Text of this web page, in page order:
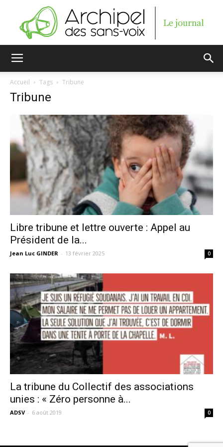
sans-
voix
Accueil Tags Tribune
Tribune
Libre tribune et lettre ouverte : Appel au
Président de la...
Jean Luc GINDER - 13 février 2025 0
La tribune du Collectif des associations
unies : « Zéro personne à...
ADSV - 6 août 2019 0